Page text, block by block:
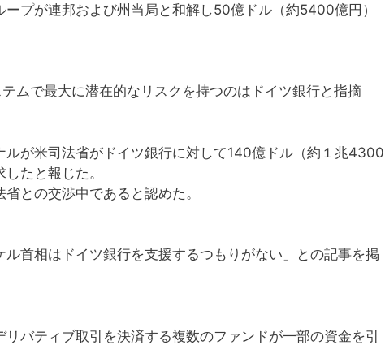
プが連邦および州当局と和解し50億ドル（約5400億円）
ムで最大に潜在的なリスクを持つのはドイツ銀行と指摘
ルが米司法省がドイツ銀行に対して140億ドル（約１兆4300
たと報じた。
との交渉中であると認めた。
ル首相はドイツ銀行を支援するつもりがない」との記事を掲
バティブ取引を決済する複数のファンドが一部の資金を引